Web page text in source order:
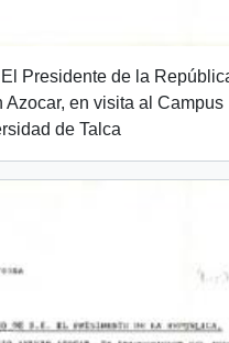
Presidente de la
Azocar, en visita al Campus
de Talca